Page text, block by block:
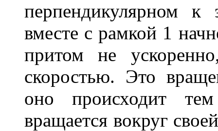
перпендикулярном к
вместе с рамкой 1
притом не
скоростью. Это
оно происходит
вращается вокруг